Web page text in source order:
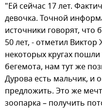
"Ей сейчас 17 лет.
девочка. Точной
источники говорят, что
50 лет, - отметил Виктор
некоторых кругах
бегемота, нам тут же
Дурова есть мальчик, и
предложить. Это же
зоопарка – получить